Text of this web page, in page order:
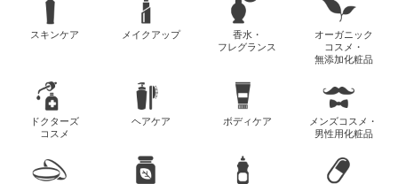
スキンケア メイクアップ
香水・
フレグランス
オーガニック
コスメ・
無添加化粧品
ドクターズ
コスメ
ヘアケア ボディケア
メンズコスメ・
男性用化粧品